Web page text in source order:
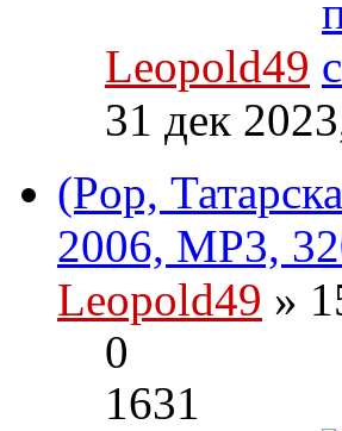
Leopold49
31 дек
(Pop,
2006, MP3,
Leopold49 »
0
1631